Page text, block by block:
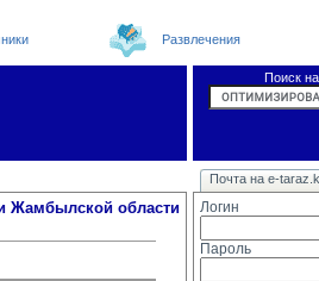
Развлечения
Поиск
Новости
Телефоный
Новости e-taraz
Жамбылской области
Почта на e-
Логин
Пароль